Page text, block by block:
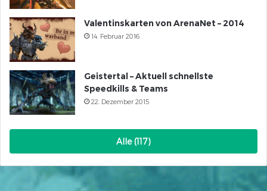
Valentinskarten von ArenaNet – 2014
14. Februar 2016
Geistertal – Aktuell schnellste
Speedkills & Teams
22. Dezember 2015
Alle (117)